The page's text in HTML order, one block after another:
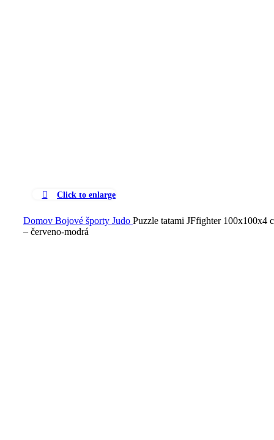
Click to enlarge
Domov Bojové športy Judo Puzzle tatami JFfighter 100x100x4
– červeno-modrá